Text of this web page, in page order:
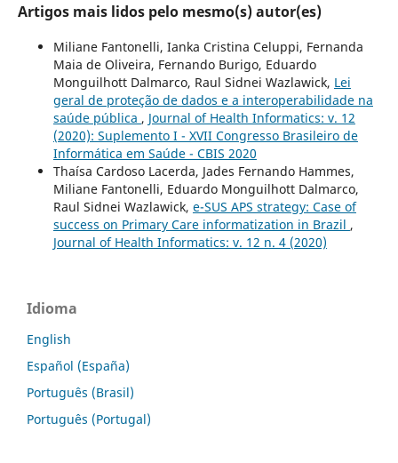
Artigos mais lidos pelo mesmo(s) autor(es)
Miliane Fantonelli, Ianka Cristina Celuppi, Fernanda
Maia de Oliveira, Fernando Burigo, Eduardo
Monguilhott Dalmarco, Raul Sidnei Wazlawick, Lei
geral de proteção de dados e a interoperabilidade na
saúde pública , Journal of Health Informatics: v. 12
(2020): Suplemento I - XVII Congresso Brasileiro de
Informática em Saúde - CBIS 2020
Thaísa Cardoso Lacerda, Jades Fernando Hammes,
Miliane Fantonelli, Eduardo Monguilhott Dalmarco,
Raul Sidnei Wazlawick, e-SUS APS strategy: Case of
success on Primary Care informatization in Brazil ,
Journal of Health Informatics: v. 12 n. 4 (2020)
Idioma
English
Español (España)
Português (Brasil)
Português (Portugal)